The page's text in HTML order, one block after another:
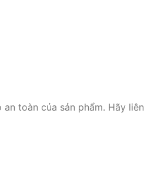
toàn của sản phẩm. Hãy liên